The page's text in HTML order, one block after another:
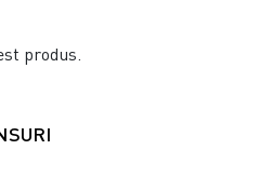
produs.